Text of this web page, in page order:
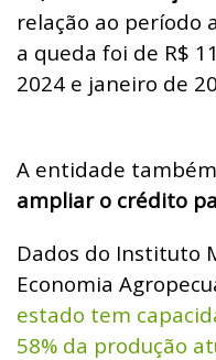
relação ao período
a queda foi de R$
2024 e janeiro de
A entidade também
ampliar o crédito
Dados do Instituto
Economia
estado tem
58% da produção